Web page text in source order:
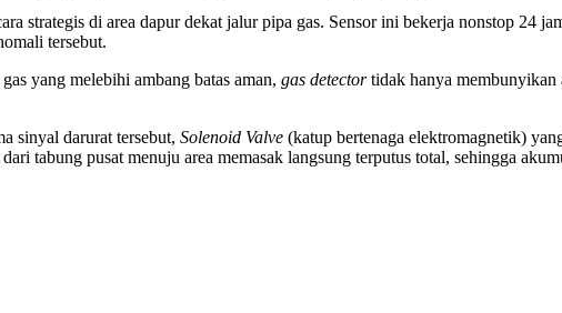
strategis di area dapur dekat jalur pipa gas. Sensor ini bekerja nonstop 24
tersebut.
yang melebihi ambang batas aman, gas detectortidak hanya membunyikan
sinyal darurat tersebut, Solenoid Valve (katup bertenaga elektromagnetik)
tabung pusat menuju area memasak langsung terputus total, sehingga